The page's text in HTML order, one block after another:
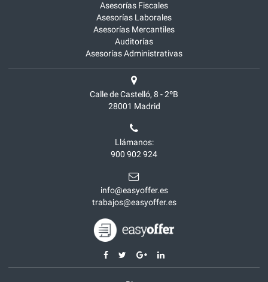
Asesorías Fiscales
Asesorías Laborales
Asesorías Mercantiles
Auditorías
Asesorías Administrativas
Calle de Castelló, 8 - 2ºB
28001 Madrid
Llámanos:
900 902 924
info@easyoffer.es
trabajos@easyoffer.es